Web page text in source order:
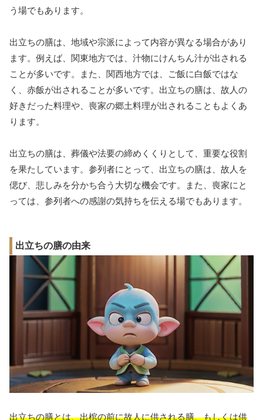
う場でもあります。
出立ちの膳は、地域や宗派によって内容が異なる場合があり
ます。例えば、関東地方では、汁物にけんちん汁が出される
ことが多いです。また、関西地方では、ご飯に白飯ではな
く、赤飯が出されることが多いです。出立ちの膳は、故人の
好きだった料理や、喪家の郷土料理が出されることもよくあ
ります。
出立ちの膳は、葬儀や法要の締めくくりとして、重要な役割
を果たしています。参列者にとって、出立ちの膳は、故人を
偲び、悲しみを分かち合う大切な機会です。また、喪家にと
っては、参列者への感謝の気持ちを伝える場でもあります。
出立ちの膳の由来
出立ちの膳とは、出棺の前に故人に供される膳、もしくは供